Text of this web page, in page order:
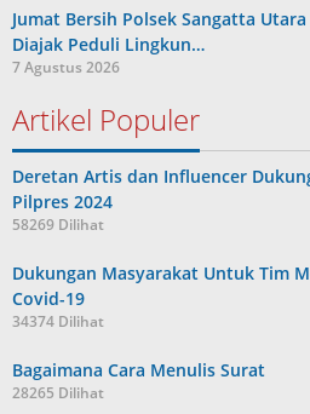
Jumat Bersih Polsek Sangatta Utara
Diajak Peduli Lingkun…
7 Agustus 2026
Artikel Populer
Deretan Artis dan Influencer
Pilpres 2024
58269 Dilihat
Dukungan Masyarakat Untuk Tim
Covid-19
34374 Dilihat
Bagaimana Cara Menulis Surat
28265 Dilihat